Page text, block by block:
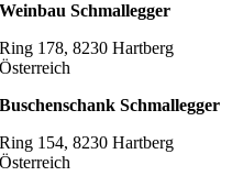
Weinbau Schmallegger
Ring 178, 8230 Hartberg
Österreich
Buschenschank Schmallegger
Ring 154, 8230 Hartberg
Österreich